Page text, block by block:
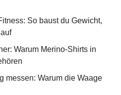
So baust du Gewicht,
Warum Merino-Shirts in
messen: Warum die Waage